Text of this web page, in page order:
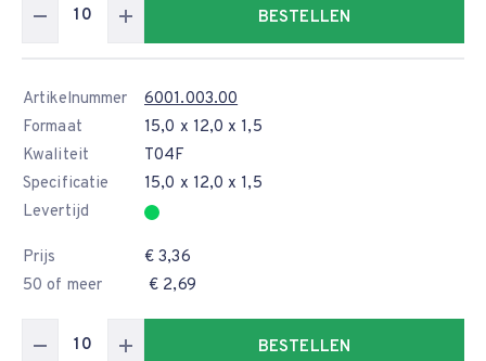
BESTELLEN
Artikelnummer
6001.003.00
Formaat
15,0 x 12,0 x 1,5
Kwaliteit
T04F
Specificatie
15,0 x 12,0 x 1,5
Levertijd
Prijs
€ 3,36
50 of meer
€ 2,69
BESTELLEN